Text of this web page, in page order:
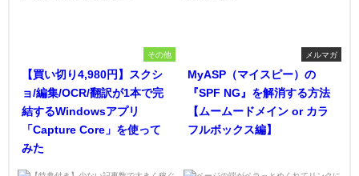
その他
【買い切り4,980円】スクシ
ョ/編集/OCR/翻訳が1本で完
結するWindowsアプリ
「Capture Core」を使って
みた
メルマガ
MyASP（マイスピー）の
『SPF NG』を解消する方法
【ムームードメイン or カラ
フルボックス編】